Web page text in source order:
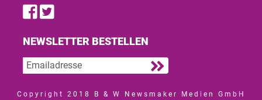
Find us on Facebook
Follow us on Twitter
NEWSLETTER BESTELLEN
Copyright 2018 B & W Newsmaker Medien GmbH